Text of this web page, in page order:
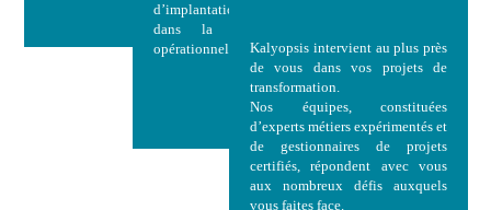
d’implantation commerciale et
dans la mise en œuvre
opérationnelle de leurs projets.Kalyopsis intervient au plus près
de vous dans vos projets de
transformation.
Nos équipes, constituées
d’experts métiers expérimentés et
de gestionnaires de projets
certifiés, répondent avec vous
aux nombreux défis auxquels
vous faites face.